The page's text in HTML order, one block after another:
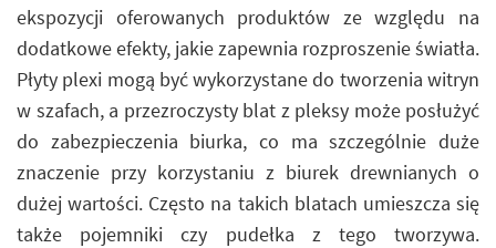
ekspozycji oferowanych produktów ze względu na
dodatkowe efekty, jakie zapewnia rozproszenie światła.
Płyty plexi mogą być wykorzystane do tworzenia witryn
w szafach, a przezroczysty blat z pleksy może posłużyć
do zabezpieczenia biurka, co ma szczególnie duże
znaczenie przy korzystaniu z biurek drewnianych o
dużej wartości. Często na takich blatach umieszcza się
także pojemniki czy pudełka z tego tworzywa.